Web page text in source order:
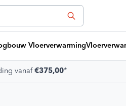
Vloerverwarming
vanaf€375,00*